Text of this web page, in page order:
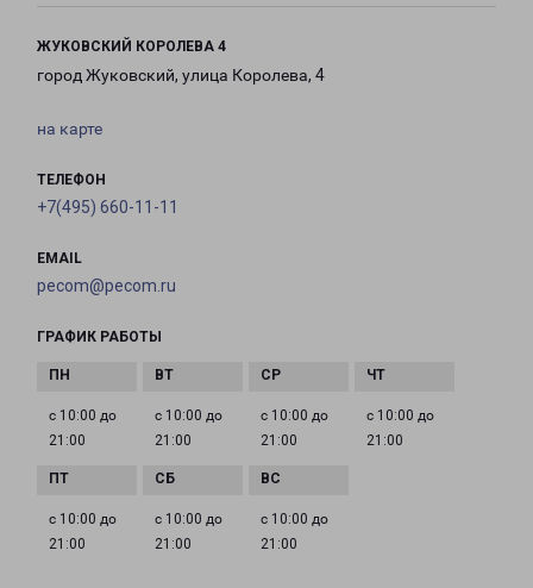
ЖУКОВСКИЙ КОРОЛЕВА 4
город Жуковский, улица Королева, 4
на карте
ТЕЛЕФОН
+7(495) 660-11-11
EMAIL
pecom@pecom.ru
ГРАФИК РАБОТЫ
с 10:00 до
21:00
с 10:00 до
21:00
с 10:00 до
21:00
с 10:00 до
21:00
с 10:00 до
21:00
с 10:00 до
21:00
с 10:00 до
21:00